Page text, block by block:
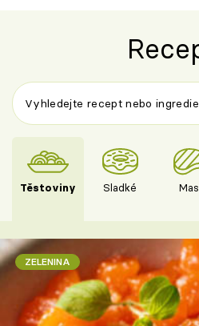
Těstoviny Sladké
ZELENINA